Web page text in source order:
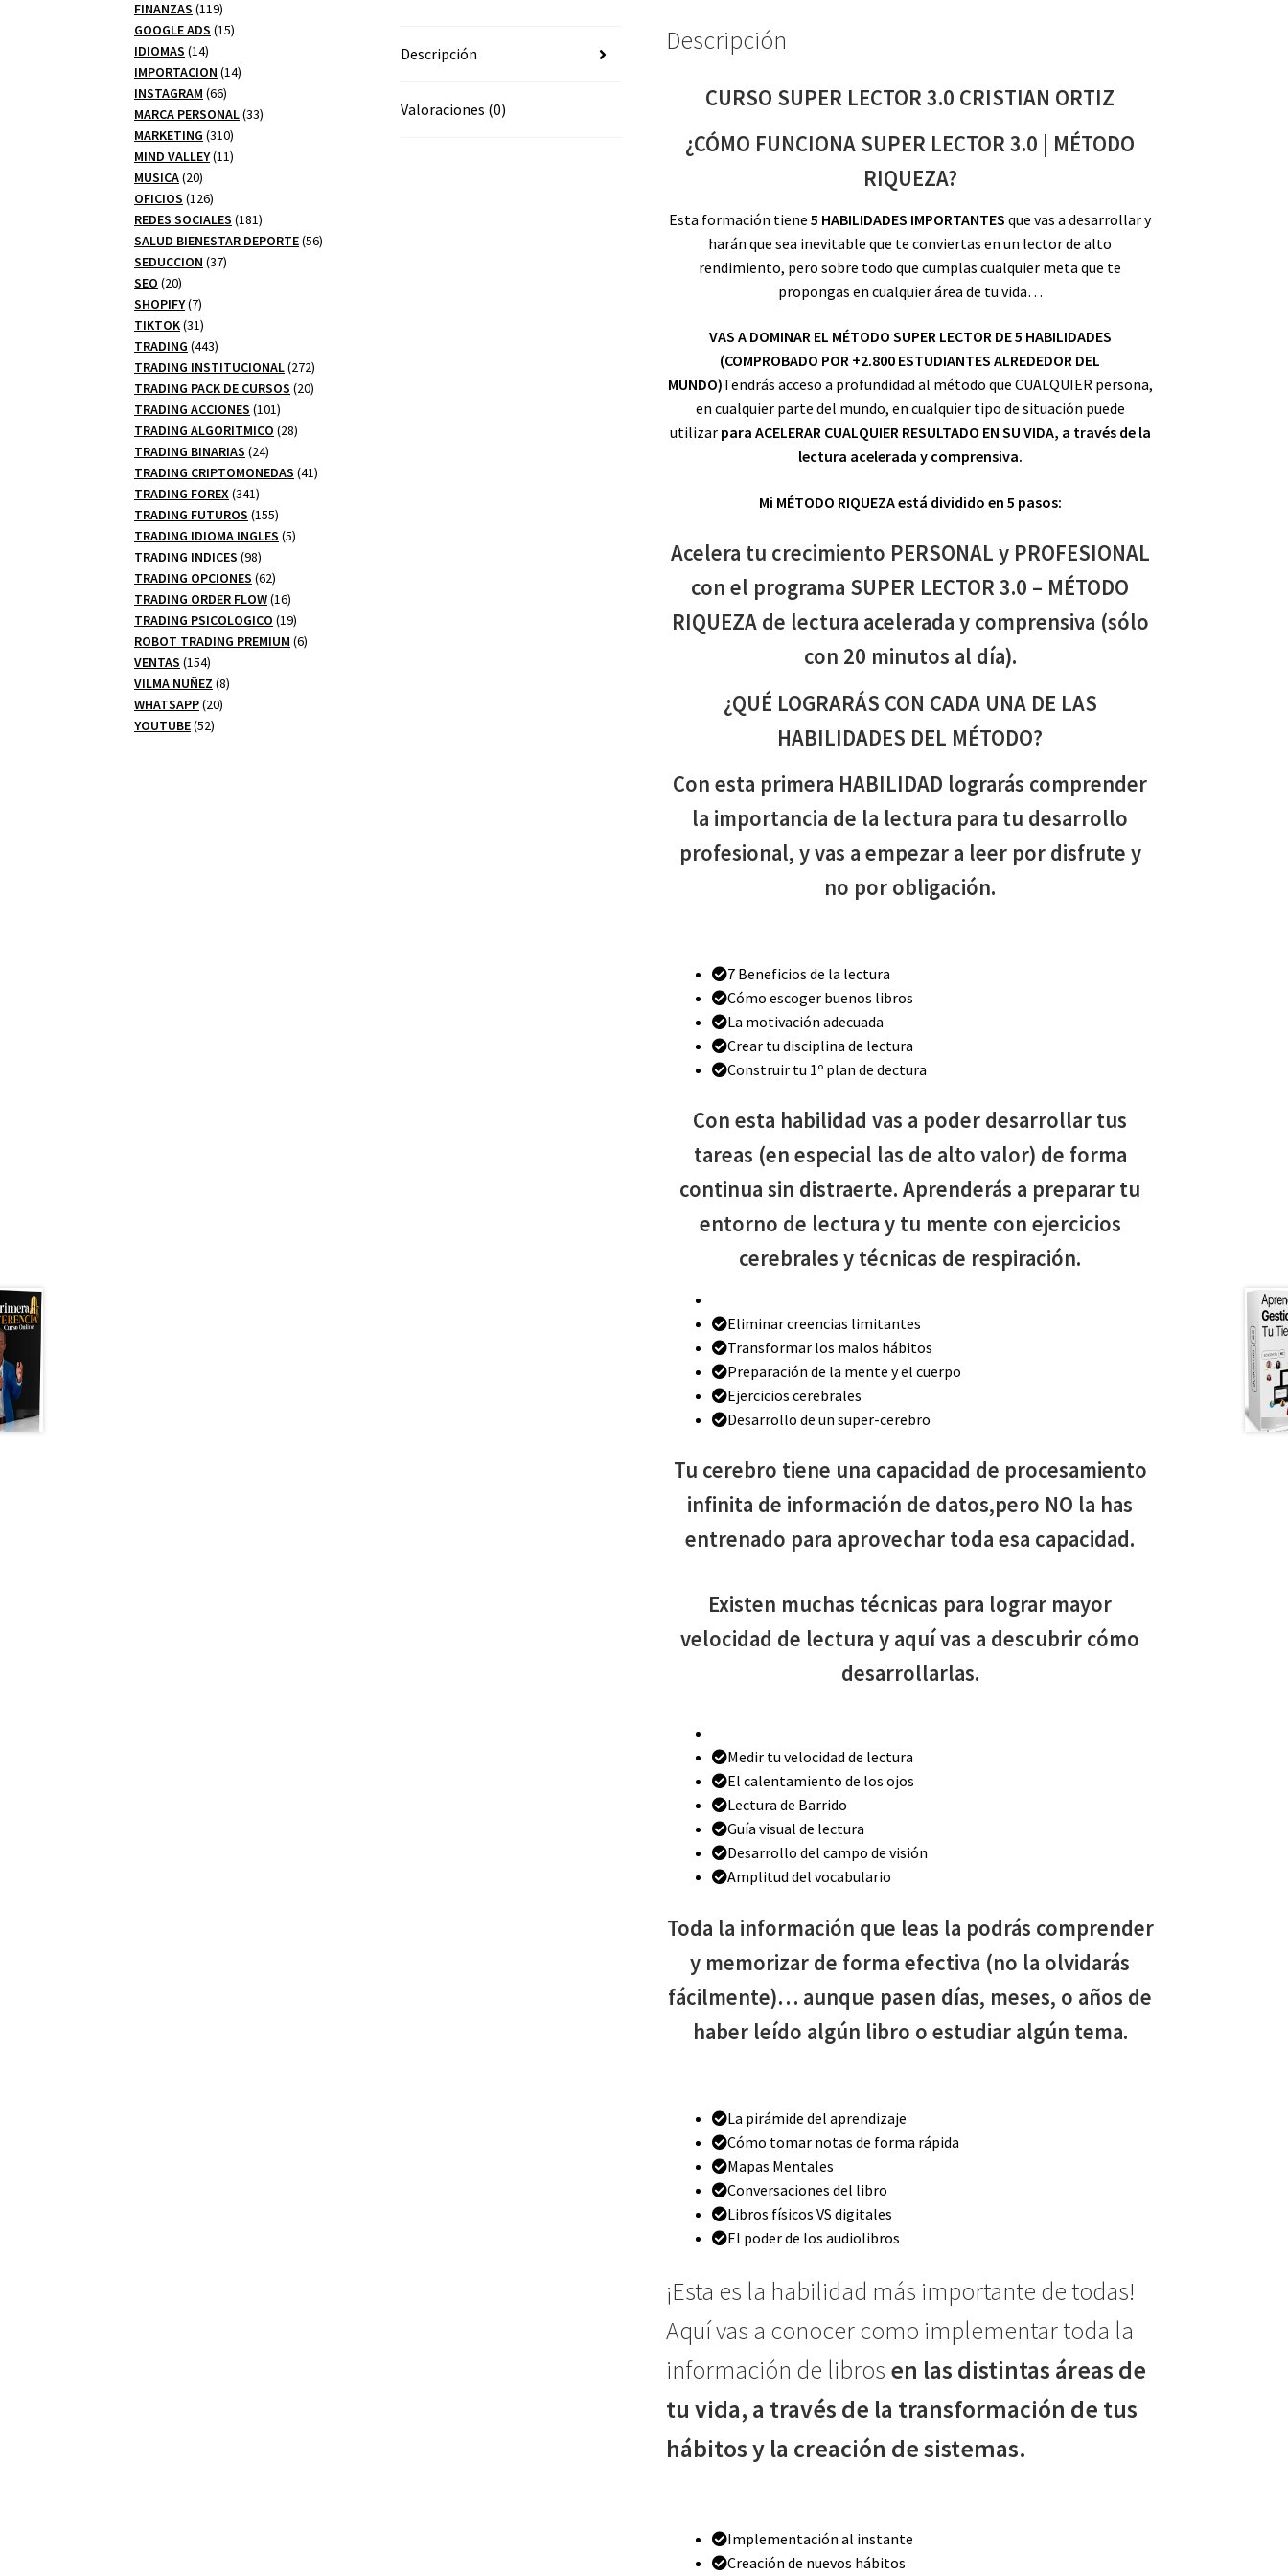
Descripción
Valoraciones (0)
Descripción
CURSO SUPER LECTOR 3.0 CRISTIAN ORTIZ
¿CÓMO FUNCIONA SUPER LECTOR 3.0 | MÉTODO
RIQUEZA?
Esta formación tiene5 HABILIDADES IMPORTANTES que vas a desarrollar y
harán que sea inevitable que te conviertas en un lector de alto
rendimiento, pero sobre todo que cumplas cualquier meta que te
propongas en cualquier área de tu vida…
VAS A DOMINAR EL MÉTODO SUPER LECTOR DE 5 HABILIDADES
(COMPROBADO POR +2.800 ESTUDIANTES ALREDEDOR DEL
MUNDO)Tendrás acceso a profundidad al método que CUALQUIER persona,
en cualquier parte del mundo, en cualquier tipo de situación puede
utilizar para ACELERAR CUALQUIER RESULTADO EN SU VIDA, a través de la
lectura acelerada y comprensiva.
Mi MÉTODO RIQUEZA está dividido en 5 pasos:
Acelera tu crecimiento PERSONAL y PROFESIONAL
con el programa SUPER LECTOR 3.0 – MÉTODO
RIQUEZA de lectura acelerada y comprensiva (sólo
con 20 minutos al día).
¿QUÉ LOGRARÁS CON CADA UNA DE LAS
HABILIDADES DEL MÉTODO?
Con esta primera HABILIDAD lograrás comprender
la importancia de la lectura para tu desarrollo
profesional, y vas a empezar a leer por disfrute y
no por obligación.
7 Beneficios de la lectura
Cómo escoger buenos libros
La motivación adecuada
Crear tu disciplina de lectura
Construir tu 1º plan de dectura
Con esta habilidad vas a poder desarrollar tus
tareas (en especial las de alto valor) de forma
continua sin distraerte. Aprenderás a preparar tu
entorno de lectura y tu mente con ejercicios
cerebrales y técnicas de respiración.
Eliminar creencias limitantes
Transformar los malos hábitos
Preparación de la mente y el cuerpo
Ejercicios cerebrales
Desarrollo de un super-cerebro
Tu cerebro tiene una capacidad de procesamiento
infinita de información de datos,pero NO la has
entrenado para aprovechar toda esa capacidad.
Existen muchas técnicas para lograr mayor
velocidad de lectura y aquí vas a descubrir cómo
desarrollarlas.
Medir tu velocidad de lectura
El calentamiento de los ojos
Lectura de Barrido
Guía visual de lectura
Desarrollo del campo de visión
Amplitud del vocabulario
Toda la información que leas la podrás comprender
y memorizar de forma efectiva (no la olvidarás
fácilmente)… aunque pasen días, meses, o años de
haber leído algún libro o estudiar algún tema.
La pirámide del aprendizaje
Cómo tomar notas de forma rápida
Mapas Mentales
Conversaciones del libro
Libros físicos VS digitales
El poder de los audiolibros
¡Esta es la habilidad más importante de todas!
Aquí vas a conocer como implementar toda la
información de libros en las distintas áreas de
tu vida, a través de la transformación de tus
hábitos y la creación de sistemas.
Implementación al instante
Creación de nuevos hábitos
productos
FINANZAS 119119
productos
GOOGLE ADS 1515
IDIOMAS 1414
productos
IMPORTACION 1414
INSTAGRAM 6666
productos
MARCA PERSONAL 3333
MARKETING 310310
productos
MIND VALLEY 1111
MUSICA 2020
productos
OFICIOS 126126
productos
REDES SOCIALES 181181
productos
SALUD BIENESTAR DEPORTE 5656
SEDUCCION 3737
SEO 2020
productos
SHOPIFY 77
productos
TIKTOK 3131
productos
TRADING 443443
productos
TRADING INSTITUCIONAL 272272
productos
TRADING PACK DE CURSOS 2020
TRADING ACCIONES 101101
productos
TRADING ALGORITMICO 2828
TRADING BINARIAS 2424
productos
TRADING CRIPTOMONEDAS 4141
TRADING FOREX 341341
productos
TRADING FUTUROS 155155
productos
TRADING IDIOMA INGLES 55
TRADING INDICES 9898
productos
TRADING OPCIONES 6262
productos
TRADING ORDER FLOW 1616
productos
TRADING PSICOLOGICO 1919
productos
ROBOT TRADING PREMIUM 66
VENTAS 154154
productos
VILMA NUÑEZ 88
WHATSAPP 2020
YOUTUBE 5252